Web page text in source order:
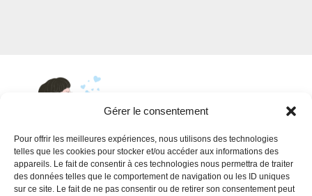
Gérer le consentement
Pour offrir les meilleures expériences, nous utilisons des technologies
telles que les cookies pour stocker et/ou accéder aux informations des
appareils. Le fait de consentir à ces technologies nous permettra de traiter
des données telles que le comportement de navigation ou les ID uniques
sur ce site. Le fait de ne pas consentir ou de retirer son consentement peut
INFORMATIONS